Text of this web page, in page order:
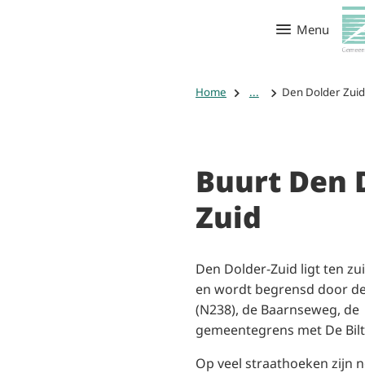
Menu
Home ... Den Dolder Zuid
Buurt Den
Zuid
Den Dolder-Zuid ligt ten
en wordt begrensd door
(N238), de Baarnseweg,
gemeentegrens met De
Op veel straathoeken zijn